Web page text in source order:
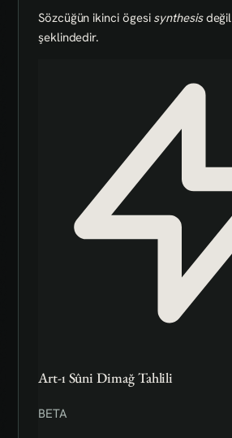
Sözcüğün ikinci ögesi synthesisdeğil
şeklindedir.
Art-ı Sûni Dimağ Tahlili
BETA